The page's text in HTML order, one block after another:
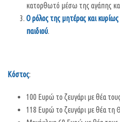
κατορθωτό μέσω της αγάπης
Ο ρόλος της μητέρας και
παιδιού.
Κόστος:
100 Ευρώ το ζευγάρι με θέα
118 Ευρώ το ζευγάρι με θέα τη